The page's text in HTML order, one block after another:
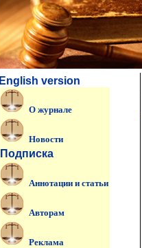
English version
О журнале
Новости
Подписка
Аннотации и статьи
Авторам
Реклама